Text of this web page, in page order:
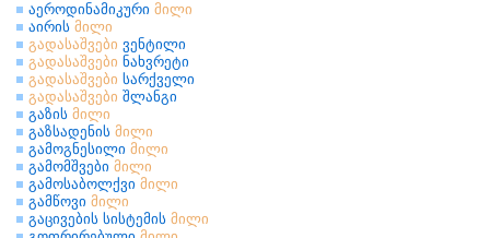
აეროდინამიკური მილი
აირის მილი
გადასაშვები ვენტილი
გადასაშვები ნახვრეტი
გადასაშვები სარქველი
გადასაშვები შლანგი
გაზის მილი
გაზსადენის მილი
გამოგნესილი მილი
გამომშვები მილი
გამოსაბოლქვი მილი
გამწოვი მილი
გაცივების სისტემის მილი